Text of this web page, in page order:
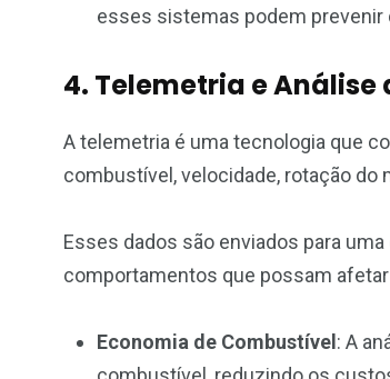
esses sistemas podem prevenir
4. Telemetria e Análise
A telemetria é uma tecnologia que
combustível, velocidade, rotação
Esses dados são enviados para
comportamentos que possam
Economia de Combustível: A